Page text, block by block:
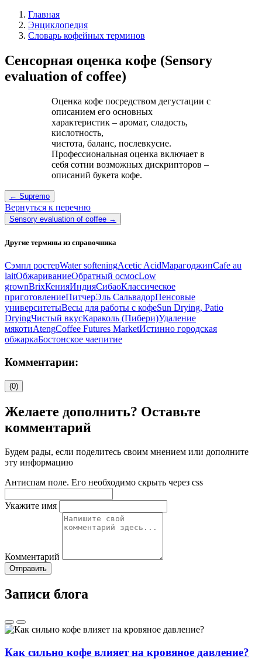
Главная
Энциклопедия
Словарь кофейных терминов
Сенсорная оценка кофе (Sensory
evaluation of coffee)
Оценка кофе посредством дегустации с
описанием его основных
характеристик – аромат, сладость,
кислотность,
чистота, баланс, послевкусие.
Профессиональная оценка включает в
себя сотни возможных дискрипторов –
описаний букета кофе.
← Supremo
Вернуться к перечню
Sensory evaluation of coffee →
Другие термины из справочника
Сэмпл ростерWater softeningAcetic AcidМарагоджипCafe au
laitОбжариваниеОбратный осмосLow
grownBrixКенияИндияСибаоКлассическое
приготовлениеПитчерЭль СальвадорПенсовые
университетыВесы для работы с кофеSun Drying, Patio
DryingЧистый вкусКараколь (Пибери)Удаление
мякотиAtengCoffee Futures MarketИстинно городская
обжаркаБостонское чаепитие
Комментарии:
(0)
Желаете дополнить? Оставьте
комментарий
Будем рады, если поделитесь своим мнением или дополните
эту информацию
Антиспам поле. Его необходимо скрыть через css
Укажите имя
Комментарий
Отправить
Записи блога
Как сильно кофе влияет на кровяное давление?